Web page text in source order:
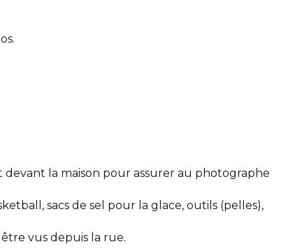
devant la maison pour assurer au photographe
sacs de sel pour la glace, outils (pelles),
vus depuis la rue.